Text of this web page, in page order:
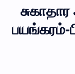
பயங்கரம்-